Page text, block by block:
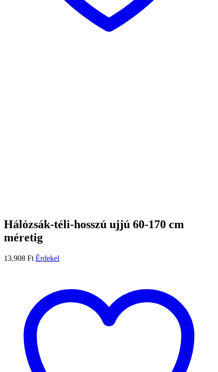
Hálózsák-téli-hosszú ujjú 60-170 cm
méretig
13.908 Ft Érdekel